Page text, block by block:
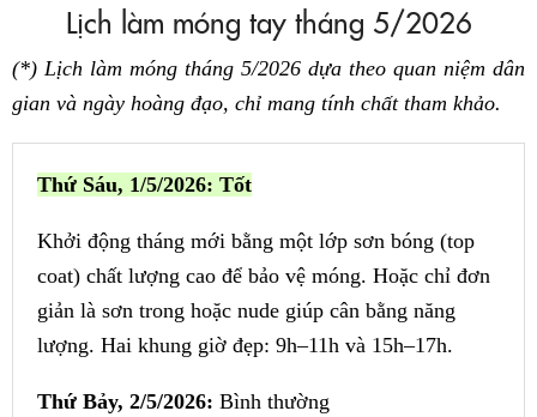
Lịch làm móng tay tháng 5/2026
(*) Lịch làm móng tháng 5/2026 dựa theo quan niệm dân
gian và ngày hoàng đạo, chỉ mang tính chất tham khảo.
Thứ Sáu, 1/5/2026: Tốt
Khởi động tháng mới bằng một lớp sơn bóng (top
coat) chất lượng cao để bảo vệ móng. Hoặc chỉ đơn
giản là sơn trong hoặc nude giúp cân bằng năng
lượng. Hai khung giờ đẹp: 9h–11h và 15h–17h.
Thứ Bảy, 2/5/2026: Bình thường